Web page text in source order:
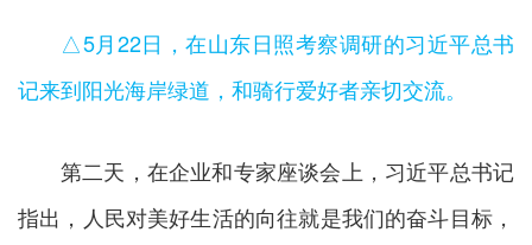
△5月22日，在山东日照考察调研的习近平总书
记来到阳光海岸绿道，和骑行爱好者亲切交流。
第二天，在企业和专家座谈会上，习近平总书记
指出，人民对美好生活的向往就是我们的奋斗目标，